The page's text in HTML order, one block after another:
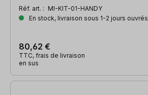
Réf. art. : MI-KIT-01-HANDY
En stock, livraison sous 1-2 jours ouvrés
80,62 €
TTC, frais de livraison
en sus